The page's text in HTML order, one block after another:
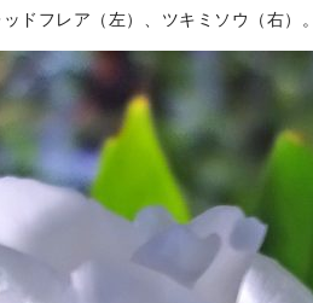
ドフレア（左）、ツキミソウ（右）。